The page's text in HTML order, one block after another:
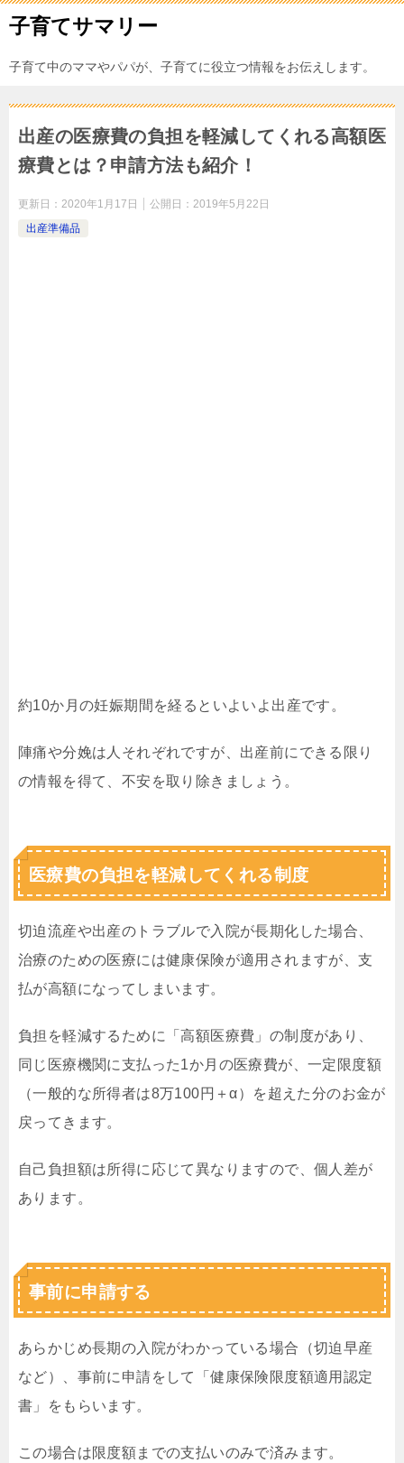
子育てサマリー
子育て中のママやパパが、子育てに役立つ情報をお伝えします。
出産の医療費の負担を軽減してくれる高額医
療費とは？申請方法も紹介！
更新日： 2020年1月17日 公開日： 2019年5月22日
出産準備品
約10か月の妊娠期間を経るといよいよ出産です。
陣痛や分娩は人それぞれですが、出産前にできる限り
の情報を得て、不安を取り除きましょう。
医療費の負担を軽減してくれる制度
切迫流産や出産のトラブルで入院が長期化した場合、
治療のための医療には健康保険が適用されますが、支
払が高額になってしまいます。
負担を軽減するために「高額医療費」の制度があり、
同じ医療機関に支払った1か月の医療費が、一定限度額
（一般的な所得者は8万100円＋α）を超えた分のお金が
戻ってきます。
自己負担額は所得に応じて異なりますので、個人差が
あります。
事前に申請する
あらかじめ長期の入院がわかっている場合（切迫早産
など）、事前に申請をして「健康保険限度額適用認定
書」をもらいます。
この場合は限度額までの支払いのみで済みます。